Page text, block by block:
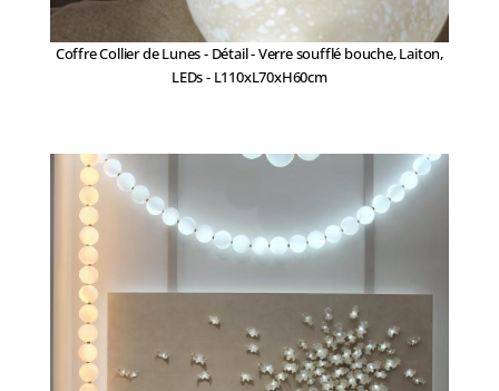
Coffre Collier de Lunes - Détail - Verre soufflé bouche, Laiton,
LEDs - L110xL70xH60cm